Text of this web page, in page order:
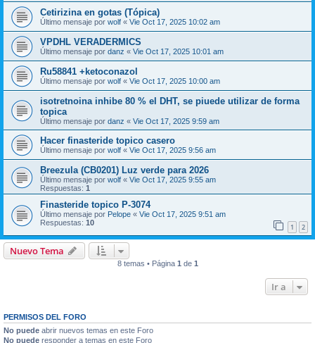
Cetirizina en gotas (Tópica)
Último mensaje por wolf « Vie Oct 17, 2025 10:02 am
VPDHL VERADERMICS
Último mensaje por danz « Vie Oct 17, 2025 10:01 am
Ru58841 +ketoconazol
Último mensaje por wolf « Vie Oct 17, 2025 10:00 am
isotretnoina inhibe 80 % el DHT, se piuede utilizar de forma
topica
Último mensaje por danz « Vie Oct 17, 2025 9:59 am
Hacer finasteride topico casero
Último mensaje por wolf « Vie Oct 17, 2025 9:56 am
Breezula (CB0201) Luz verde para 2026
Último mensaje por wolf « Vie Oct 17, 2025 9:55 am
Respuestas: 1
Finasteride topico P-3074
Último mensaje por Pelope « Vie Oct 17, 2025 9:51 am
Respuestas: 10 1 2
Nuevo Tema
8 temas • Página 1 de 1
Ir a
PERMISOS DEL FORO
No puede abrir nuevos temas en este Foro
No puede responder a temas en este Foro